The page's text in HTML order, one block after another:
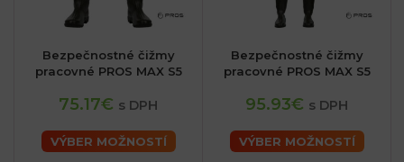
Bezpečnostné čižmy
pracovné PROS MAX S5
75.17€ s DPH
VÝBER MOŽNOSTÍ
Bezpečnostné čižmy
pracovné PROS MAX S5
95.93€ s DPH
VÝBER MOŽNOSTÍ